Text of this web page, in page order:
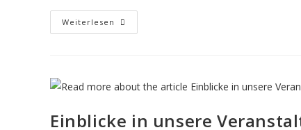
Weiterlesen
Einblicke in unsere